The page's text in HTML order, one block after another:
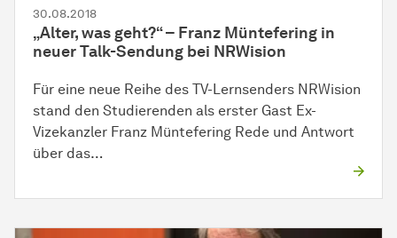
30.08.2018
„Alter, was geht?“ – Franz Müntefering in
neuer Talk-Sendung bei NRWision
Für eine neue Reihe des TV-Lernsenders NRWision
stand den Studierenden als erster Gast Ex-
Vizekanzler Franz Müntefering Rede und Antwort
über das…